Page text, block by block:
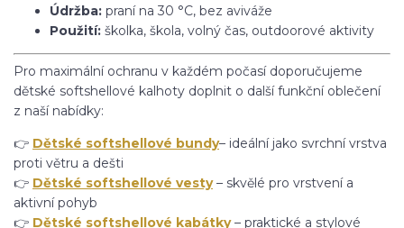
Údržba: praní na 30 °C, bez aviváže
Použití: školka, škola, volný čas, outdoorové aktivity
Pro maximální ochranu v každém počasí doporučujeme
dětské softshellové kalhoty doplnit o další funkční oblečení
z naší nabídky:
👉 Dětské softshellové bundy– ideální jako svrchní vrstva
proti větru a dešti
👉 Dětské softshellové vesty– skvělé pro vrstvení a
aktivní pohyb
👉 Dětské softshellové kabátky– praktické a stylové